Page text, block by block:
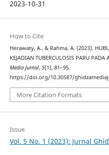
2023-10-31
How to Cite
Herawaty, A., & Rahma, A. (2023).
KEJADIAN TUBERCULOSIS PARU
Media Jurnal, 5(1), 81–95.
https://doi.org/10.30587/
More Citation Formats
Issue
Vol. 5 No. 1 (2023): Jurnal